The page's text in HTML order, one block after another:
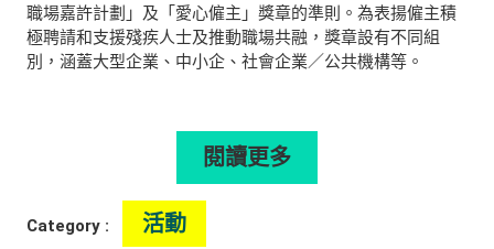
職場嘉許計劃」及「愛心僱主」獎章的準則。為表揚僱主積
極聘請和支援殘疾人士及推動職場共融，獎章設有不同組
別，涵蓋大型企業、中小企、社會企業／公共機構等。
閱讀更多
Category : 活動